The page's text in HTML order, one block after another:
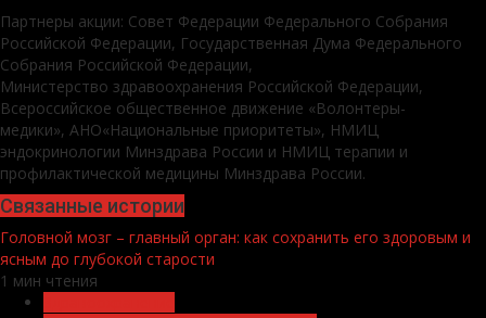
Партнеры акции: Совет Федерации Федерального Собрания
Российской Федерации, Государственная Дума Федерального
Собрания Российской Федерации,
Министерство здравоохранения Российской Федерации,
Всероссийское общественное движение «Волонтеры-
медики», АНО«Национальные приоритеты», НМИЦ
эндокринологии Минздрава России и НМИЦ терапии и
профилактической медицины Минздрава России.
Связанные истории
Головной мозг – главный орган: как сохранить его здоровым и
ясным до глубокой старости
1 мин чтения